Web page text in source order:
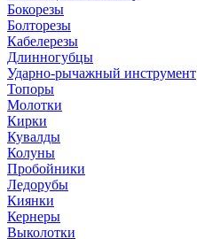
Бокорезы
Болторезы
Кабелерезы
Длинногубцы
Ударно-рычажный инструмент
Топоры
Молотки
Кирки
Кувалды
Колуны
Пробойники
Ледорубы
Киянки
Кернеры
Выколотки